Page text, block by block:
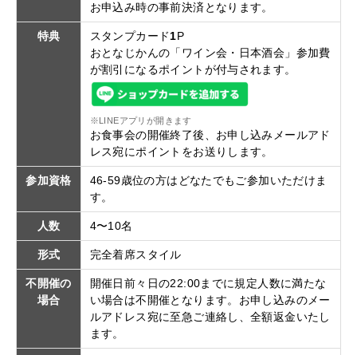
お申込み時の事前決済となります。
特典 スタンプカード1P
おとなじかんの「ワイン会・日本酒会」参加費
が割引になるポイントが付与されます。
※LINEアプリが開きます
お食事会の開催終了後、お申し込みメールアド
レス宛にポイントをお送りします。
参加資格
46-59歳位の方はどなたでもご参加いただけま
す。
人数 4〜10名
形式 完全着席スタイル
不開催の
場合
開催日前々日の22:00までに規定人数に満たな
い場合は不開催となります。お申し込みのメー
ルアドレス宛に至急ご連絡し、全額返金いたし
ます。